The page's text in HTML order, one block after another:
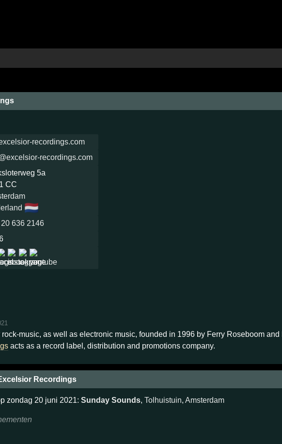
recordings.com
recordings.com
5a
CC
🇳🇱
636 2146
music, as well as electronic music, founded in 1996 by Ferry Roseboom
acts as a record label, distribution and promotions company.
Recordings
zondag 20 juni 2021: Sunday Sounds, Tolhuistuin, Amsterdam